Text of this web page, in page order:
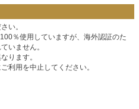
い。
％使用していますが、海外認証のた
いません。
ります。
利用を中止してください。